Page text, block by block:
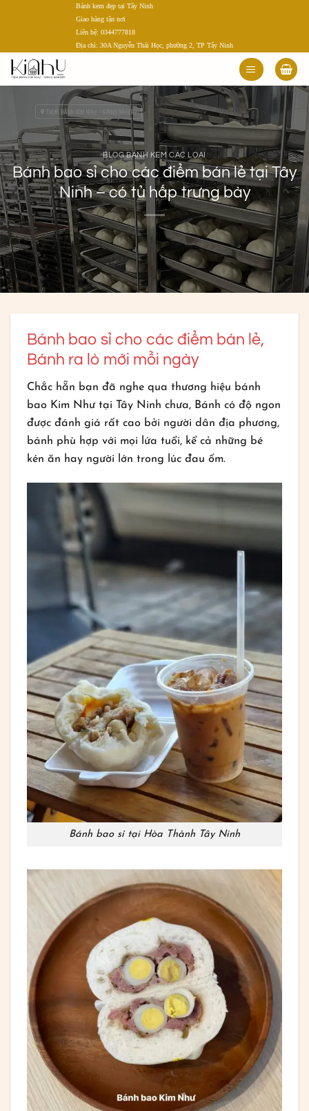
dung
Bánh kem đẹp tại Tây Ninh
Giao hàng tận nơi
Liên hệ: 0344777818
Địa chỉ: 30A Nguyễn Thái Học, phường 2, TP Tây Ninh
BLOG BÁNH KEM CÁC LOẠI
Bánh bao sỉ cho các điểm bán lẻ tại Tây
Ninh – có tủ hấp trưng bày
Bánh bao sỉ cho các điểm bán lẻ,
Bánh ra lò mới mỗi ngày
Chắc hẵn bạn đã nghe qua thương hiệu bánh
bao Kim Như tại Tây Ninh chưa, Bánh có độ ngon
được đánh giá rất cao bởi người dân địa phương,
bánh phù hợp với mọi lứa tuổi, kể cả những bé
kén ăn hay người lớn trong lúc đau ốm.
Bánh bao sỉ tại Hòa Thành Tây Ninh